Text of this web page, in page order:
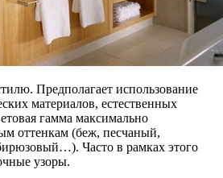
Предполагает использование
материалов, естественных
гамма максимально
оттенкам (беж, песчаный,
Часто в рамках этого
узоры.